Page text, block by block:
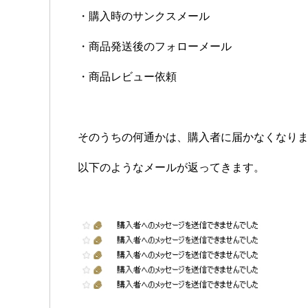
・購入時のサンクスメール
・商品発送後のフォローメール
・商品レビュー依頼
そのうちの何通かは、購入者に届かなくなり
以下のようなメールが返ってきます。